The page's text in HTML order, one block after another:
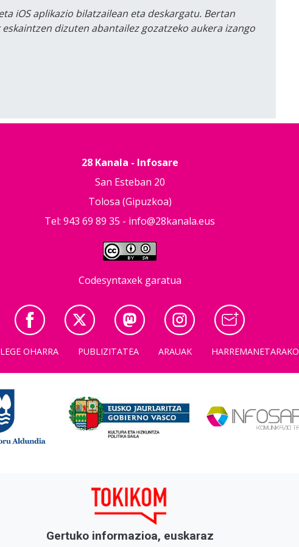
iOS aplikazio bilatzailean eta deskargatu. Bertan
dizuten abantailez gozatzeko aukera izango
28 Kanala - Infosare
San Esteban 20
Tolosa (Gipuzkoa)
Tel: 943 69 89 35 - info@28kanala.eus
Codesyntaxek garatua
LEGE OHARRA PUBLIZITATEA ARAUAK HARREMANETARAKO
Gertuko informazioa, euskaraz